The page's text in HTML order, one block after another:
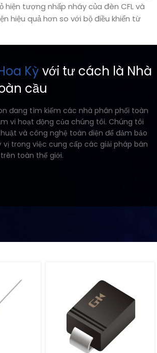
hiện tượng nhấp nháy của đèn CFL và
hiệu quả hơn so với bộ điều khiển từ
Kỳ với tư cách là Nhà
cầu
đang tìm kiếm các nhà phân phối toàn
vi hoạt động của chúng tôi. Chúng tôi
và công nghệ toàn diện để đảm bảo
trong việc cung cấp các giải pháp bán
toàn thế giới.